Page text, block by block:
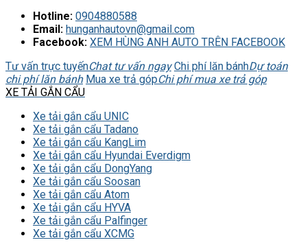
Hotline: 0904880588
Email: hunganhautovn@gmail.com
Facebook: XEM HÙNG ANH AUTO TRÊN FACEBOOK
Tư vấn trực tuyếnChat tư vấn ngay Chi phí lăn bánhDự toán
chi phí lăn bánh Mua xe trả gópChi phí mua xe trả góp
XE TẢI GẮN CẨU
Xe tải gắn cẩu UNIC
Xe tải gắn cẩu Tadano
Xe tải gắn cẩu KangLim
Xe tải gắn cẩu Hyundai Everdigm
Xe tải gắn cẩu DongYang
Xe tải gắn cẩu Soosan
Xe tải gắn cẩu Atom
Xe tải gắn cẩu HYVA
Xe tải gắn cẩu Palfinger
Xe tải gắn cẩu XCMG